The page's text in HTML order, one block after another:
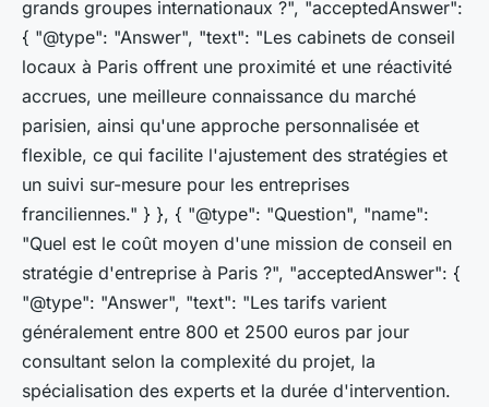
grands groupes internationaux ?", "acceptedAnswer":
{ "@type": "Answer", "text": "Les cabinets de conseil
locaux à Paris offrent une proximité et une réactivité
accrues, une meilleure connaissance du marché
parisien, ainsi qu'une approche personnalisée et
flexible, ce qui facilite l'ajustement des stratégies et
un suivi sur-mesure pour les entreprises
franciliennes." } }, { "@type": "Question", "name":
"Quel est le coût moyen d'une mission de conseil en
stratégie d'entreprise à Paris ?", "acceptedAnswer": {
"@type": "Answer", "text": "Les tarifs varient
généralement entre 800 et 2500 euros par jour
consultant selon la complexité du projet, la
spécialisation des experts et la durée d'intervention.